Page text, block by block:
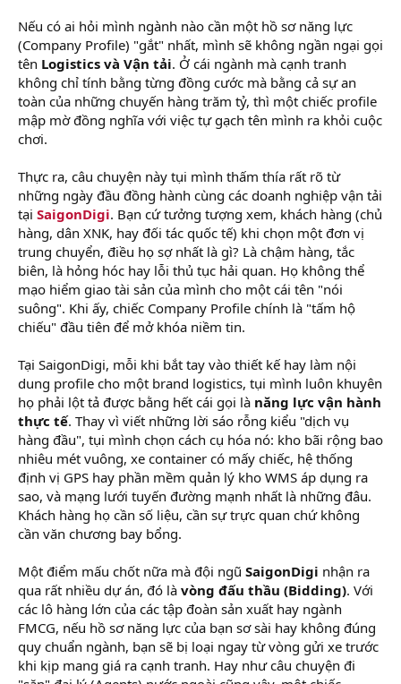
e
r
Nếu có ai hỏi mình ngành nào cần một hồ sơ năng lực
(Company Profile) "gắt" nhất, mình sẽ không ngần ngại gọi
tên Logistics và Vận tải. Ở cái ngành mà cạnh tranh
không chỉ tính bằng từng đồng cước mà bằng cả sự an
toàn của những chuyến hàng trăm tỷ, thì một chiếc profile
mập mờ đồng nghĩa với việc tự gạch tên mình ra khỏi cuộc
chơi.
Thực ra, câu chuyện này tụi mình thấm thía rất rõ từ
những ngày đầu đồng hành cùng các doanh nghiệp vận tải
tại SaigonDigi. Bạn cứ tưởng tượng xem, khách hàng (chủ
hàng, dân XNK, hay đối tác quốc tế) khi chọn một đơn vị
trung chuyển, điều họ sợ nhất là gì? Là chậm hàng, tắc
biên, là hỏng hóc hay lỗi thủ tục hải quan. Họ không thể
mạo hiểm giao tài sản của mình cho một cái tên "nói
suông". Khi ấy, chiếc Company Profile chính là "tấm hộ
chiếu" đầu tiên để mở khóa niềm tin.
Tại SaigonDigi, mỗi khi bắt tay vào thiết kế hay làm nội
dung profile cho một brand logistics, tụi mình luôn khuyên
họ phải lột tả được bằng hết cái gọi là năng lực vận hành
thực tế. Thay vì viết những lời sáo rỗng kiểu "dịch vụ
hàng đầu", tụi mình chọn cách cụ hóa nó: kho bãi rộng bao
nhiêu mét vuông, xe container có mấy chiếc, hệ thống
định vị GPS hay phần mềm quản lý kho WMS áp dụng ra
sao, và mạng lưới tuyến đường mạnh nhất là những đâu.
Khách hàng họ cần số liệu, cần sự trực quan chứ không
cần văn chương bay bổng.
Một điểm mấu chốt nữa mà đội ngũ SaigonDigi nhận ra
qua rất nhiều dự án, đó là vòng đấu thầu (Bidding). Với
các lô hàng lớn của các tập đoàn sản xuất hay ngành
FMCG, nếu hồ sơ năng lực của bạn sơ sài hay không đúng
quy chuẩn ngành, bạn sẽ bị loại ngay từ vòng gửi xe trước
khi kịp mang giá ra cạnh tranh. Hay như câu chuyện đi